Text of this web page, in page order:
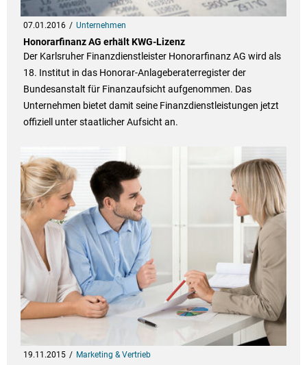
07.01.2016 Unternehmen
Honorarfinanz AG erhält KWG-Lizenz
Der Karlsruher Finanzdienstleister Honorarfinanz AG wird als
18. Institut in das Honorar-Anlageberaterregister der
Bundesanstalt für Finanzaufsicht aufgenommen. Das
Unternehmen bietet damit seine Finanzdienstleistungen jetzt
offiziell unter staatlicher Aufsicht an.
19.11.2015 Marketing & Vertrieb